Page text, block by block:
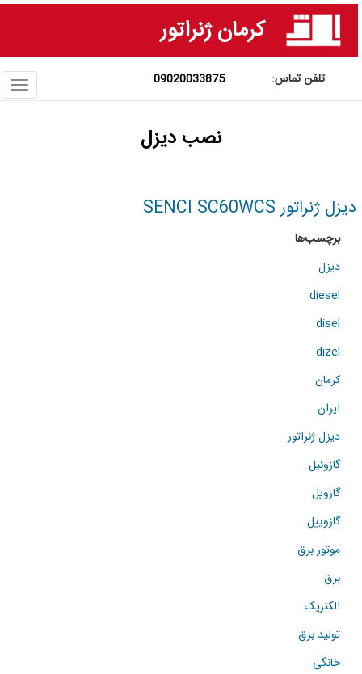
کرمان ژنراتور
09020033875
نصب دیزل
دیزل ژنراتور SENCI SC60WCS
برچسب‌ها
دیزل
diesel
disel
dizel
کرمان
ایران
دیزل ژنراتور
گازوئیل
گازویل
گازوییل
موتور برق
برق
الکتریک
تولید برق
خانگی